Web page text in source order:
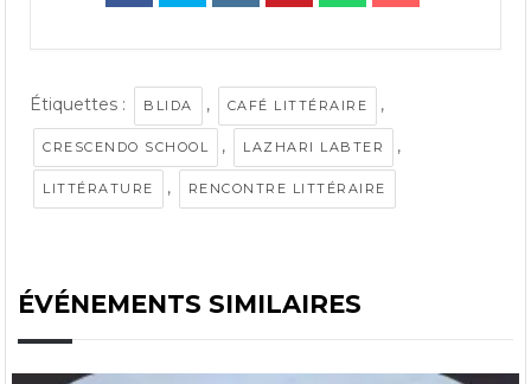
Étiquettes : BLIDA , CAFÉ LITTÉRAIRE ,
CRESCENDO SCHOOL , LAZHARI LABTER ,
LITTÉRATURE , RENCONTRE LITTÉRAIRE
ÉVÉNEMENTS SIMILAIRES